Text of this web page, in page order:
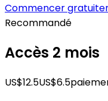
Commencer
Recommandé
Accès 2 mois
US$12.5US$6.5